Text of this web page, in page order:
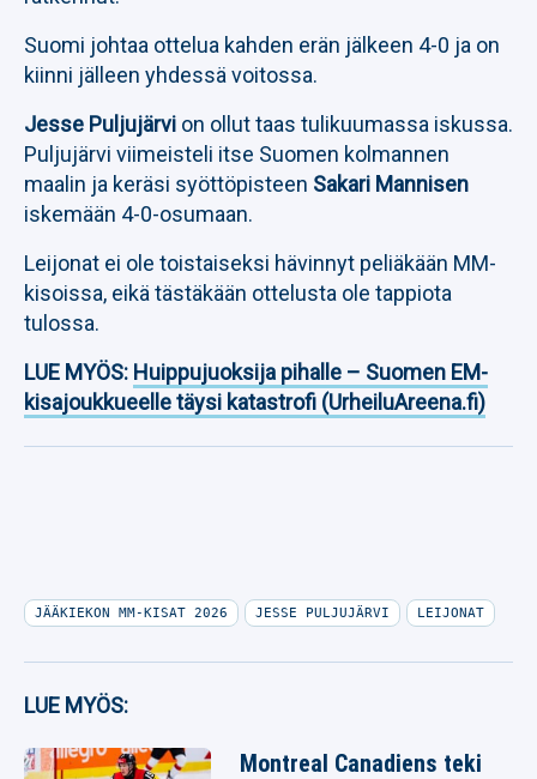
Suomi johtaa ottelua kahden erän jälkeen 4-0 ja on
kiinni jälleen yhdessä voitossa.
Jesse Puljujärvi on ollut taas tulikuumassa iskussa.
Puljujärvi viimeisteli itse Suomen kolmannen
maalin ja keräsi syöttöpisteen Sakari Mannisen
iskemään 4-0-osumaan.
Leijonat ei ole toistaiseksi hävinnyt peliäkään MM-
kisoissa, eikä tästäkään ottelusta ole tappiota
tulossa.
LUE MYÖS: Huippujuoksija pihalle – Suomen EM-
kisajoukkueelle täysi katastrofi (UrheiluAreena.fi)
JÄÄKIEKON MM-KISAT 2026 JESSE PULJUJÄRVI LEIJONAT
LUE MYÖS:
Montreal Canadiens teki